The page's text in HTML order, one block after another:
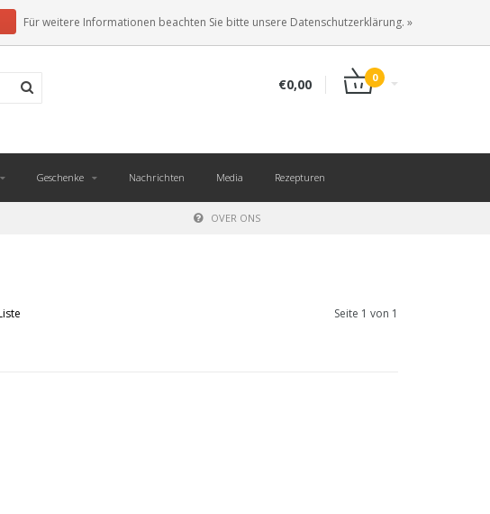
ANMELDEN KUNDENKONTO ANLEGEN
DE
€0,00 0
Geschenke Nachrichten Media Rezepturen
OVER ONS
Seite 1 von 1
Für weitere Informationen beachten Sie bitte unsere Datenschutzerklärung. »